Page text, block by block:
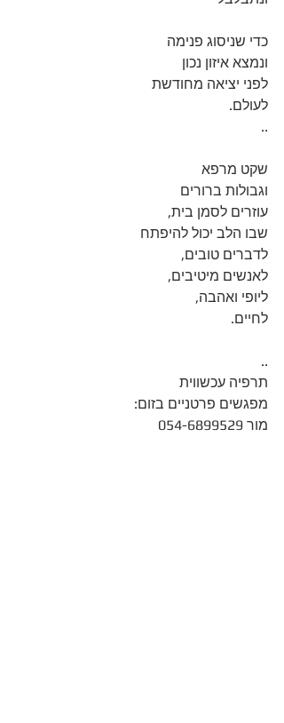
כדי שניסוג פנימה
ונמצא איזון נכון
לפני יציאה מחודשת
לעולם.
..
שקט מרפא
וגבולות ברורים
עוזרים לסמן בית,
שבו הלב יכול להיפתח
לדברים טובים,
לאנשים מיטיבים,
ליופי ואהבה,
לחיים.
..
תרפיה עכשווית
מפגשים פרטניים בזום:
מור 054-6899529